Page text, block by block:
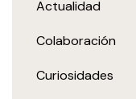
Actualidad
Colaboración
Curiosidades